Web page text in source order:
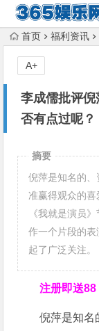
首页 福利资讯
李成儒批评
否有点过呢？
A+
摘要
倪萍是知名的
准赢得观众的
《我就是演员
作一个片段的表
起了广泛关注。
注册即送88
倪萍是知名